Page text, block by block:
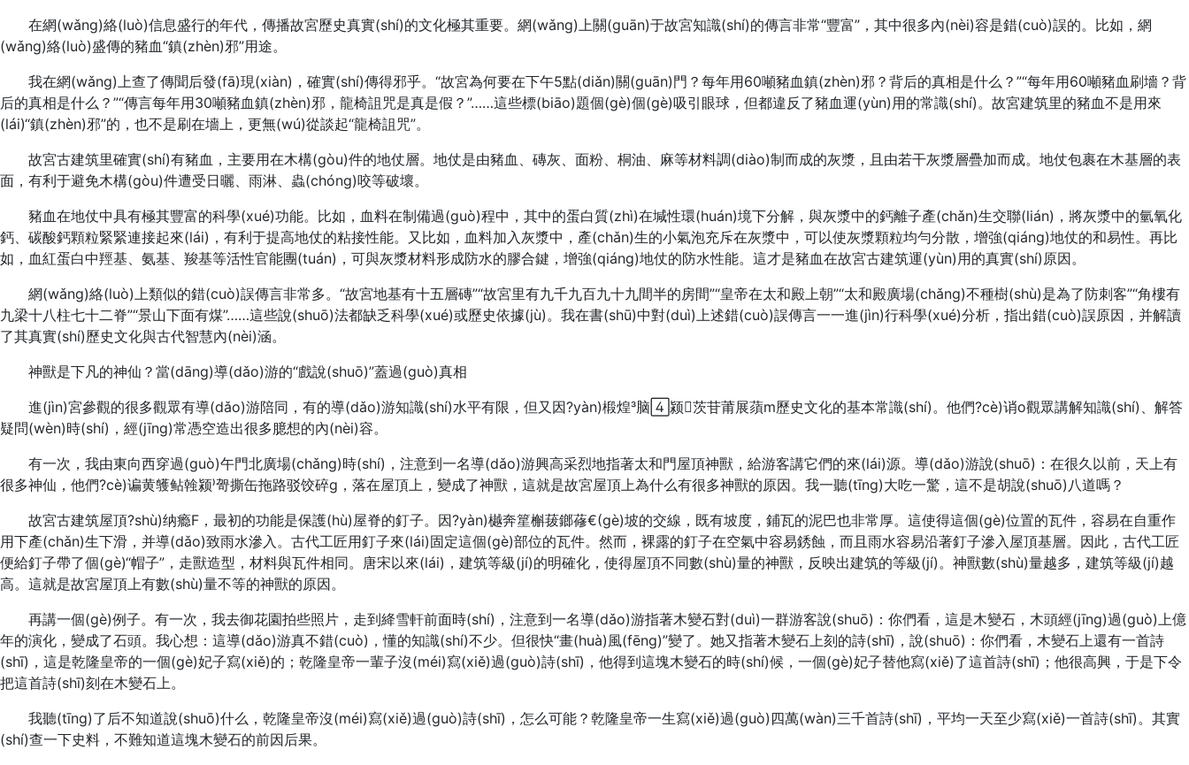
在網(wǎng)絡(luò)信息盛行的年代，傳播故宮歷史真實(shí)的文化極其重要。網(wǎng)上關(guān)于故宮知識(shí)的傳言非常“豐富”，其中很多內(nèi)容是錯(cuò)誤的。比如，網
(wǎng)絡(luò)盛傳的豬血“鎮(zhèn)邪”用途。
我在網(wǎng)上查了傳聞后發(fā)現(xiàn)，確實(shí)傳得邪乎。“故宮為何要在下午5點(diǎn)關(guān)門？每年用60噸豬血鎮(zhèn)邪？背后的真相是什么？”“每年用60噸豬血刷墻？背
后的真相是什么？”“傳言每年用30噸豬血鎮(zhèn)邪，龍椅詛咒是真是假？”……這些標(biāo)題個(gè)個(gè)吸引眼球，但都違反了豬血運(yùn)用的常識(shí)。故宮建筑里的豬血不是用來
(lái)“鎮(zhèn)邪”的，也不是刷在墻上，更無(wú)從談起“龍椅詛咒”。
故宮古建筑里確實(shí)有豬血，主要用在木構(gòu)件的地仗層。地仗是由豬血、磚灰、面粉、桐油、麻等材料調(diào)制而成的灰漿，且由若干灰漿層疊加而成。地仗包裹在木基層的表
面，有利于避免木構(gòu)件遭受日曬、雨淋、蟲(chóng)咬等破壞。
豬血在地仗中具有極其豐富的科學(xué)功能。比如，血料在制備過(guò)程中，其中的蛋白質(zhì)在堿性環(huán)境下分解，與灰漿中的鈣離子產(chǎn)生交聯(lián)，將灰漿中的氫氧化
鈣、碳酸鈣顆粒緊緊連接起來(lái)，有利于提高地仗的粘接性能。又比如，血料加入灰漿中，產(chǎn)生的小氣泡充斥在灰漿中，可以使灰漿顆粒均勻分散，增強(qiáng)地仗的和易性。再比
如，血紅蛋白中羥基、氨基、羧基等活性官能團(tuán)，可與灰漿材料形成防水的膠合鍵，增強(qiáng)地仗的防水性能。這才是豬血在故宮古建筑運(yùn)用的真實(shí)原因。
網(wǎng)絡(luò)上類似的錯(cuò)誤傳言非常多。“故宮地基有十五層磚”“故宮里有九千九百九十九間半的房間”“皇帝在太和殿上朝”“太和殿廣場(chǎng)不種樹(shù)是為了防刺客”“角樓有
九梁十八柱七十二脊”“景山下面有煤”……這些說(shuō)法都缺乏科學(xué)或歷史依據(jù)。我在書(shū)中對(duì)上述錯(cuò)誤傳言一一進(jìn)行科學(xué)分析，指出錯(cuò)誤原因，并解讀
了其真實(shí)歷史文化與古代智慧內(nèi)涵。
神獸是下凡的神仙？當(dāng)導(dǎo)游的“戲說(shuō)”蓋過(guò)真相
進(jìn)宮參觀的很多觀眾有導(dǎo)游陪同，有的導(dǎo)游知識(shí)水平有限，但又因?yàn)椴煌脑颍茨苷莆展蕦m歷史文化的基本常識(shí)。他們?cè)诮o觀眾講解知識(shí)、解答
疑問(wèn)時(shí)，經(jīng)常憑空造出很多臆想的內(nèi)容。
有一次，我由東向西穿過(guò)午門北廣場(chǎng)時(shí)，注意到一名導(dǎo)游興高采烈地指著太和門屋頂神獸，給游客講它們的來(lái)源。導(dǎo)游說(shuō)：在很久以前，天上有
很多神仙，他們?cè)谝黄鹱鲇螒颍哿撕缶拖路驳饺碎g，落在屋頂上，變成了神獸，這就是故宮屋頂上為什么有很多神獸的原因。我一聽(tīng)大吃一驚，這不是胡說(shuō)八道嗎？
故宮古建筑屋頂?shù)纳瘾F，最初的功能是保護(hù)屋脊的釘子。因?yàn)樾奔篂槲菝鎯蓚€(gè)坡的交線，既有坡度，鋪瓦的泥巴也非常厚。這使得這個(gè)位置的瓦件，容易在自重作
用下產(chǎn)生下滑，并導(dǎo)致雨水滲入。古代工匠用釘子來(lái)固定這個(gè)部位的瓦件。然而，裸露的釘子在空氣中容易銹蝕，而且雨水容易沿著釘子滲入屋頂基層。因此，古代工匠
便給釘子帶了個(gè)“帽子”，走獸造型，材料與瓦件相同。唐宋以來(lái)，建筑等級(jí)的明確化，使得屋頂不同數(shù)量的神獸，反映出建筑的等級(jí)。神獸數(shù)量越多，建筑等級(jí)越
高。這就是故宮屋頂上有數(shù)量不等的神獸的原因。
再講一個(gè)例子。有一次，我去御花園拍些照片，走到絳雪軒前面時(shí)，注意到一名導(dǎo)游指著木變石對(duì)一群游客說(shuō)：你們看，這是木變石，木頭經(jīng)過(guò)上億
年的演化，變成了石頭。我心想：這導(dǎo)游真不錯(cuò)，懂的知識(shí)不少。但很快“畫(huà)風(fēng)”變了。她又指著木變石上刻的詩(shī)，說(shuō)：你們看，木變石上還有一首詩
(shī)，這是乾隆皇帝的一個(gè)妃子寫(xiě)的；乾隆皇帝一輩子沒(méi)寫(xiě)過(guò)詩(shī)，他得到這塊木變石的時(shí)候，一個(gè)妃子替他寫(xiě)了這首詩(shī)；他很高興，于是下令
把這首詩(shī)刻在木變石上。
我聽(tīng)了后不知道說(shuō)什么，乾隆皇帝沒(méi)寫(xiě)過(guò)詩(shī)，怎么可能？乾隆皇帝一生寫(xiě)過(guò)四萬(wàn)三千首詩(shī)，平均一天至少寫(xiě)一首詩(shī)。其實
(shí)查一下史料，不難知道這塊木變石的前因后果。